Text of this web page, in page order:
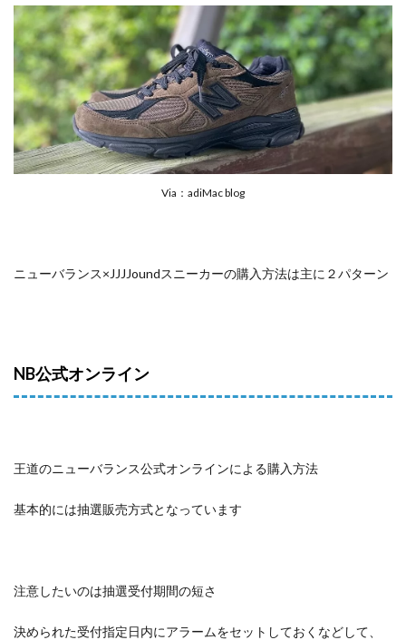
Via：adiMac blog
ニューバランス×JJJJoundスニーカーの購入方法は主に２パターン
NB公式オンライン
王道のニューバランス公式オンラインによる購入方法
基本的には抽選販売方式となっています
注意したいのは抽選受付期間の短さ
決められた受付指定日内にアラームをセットしておくなどして、